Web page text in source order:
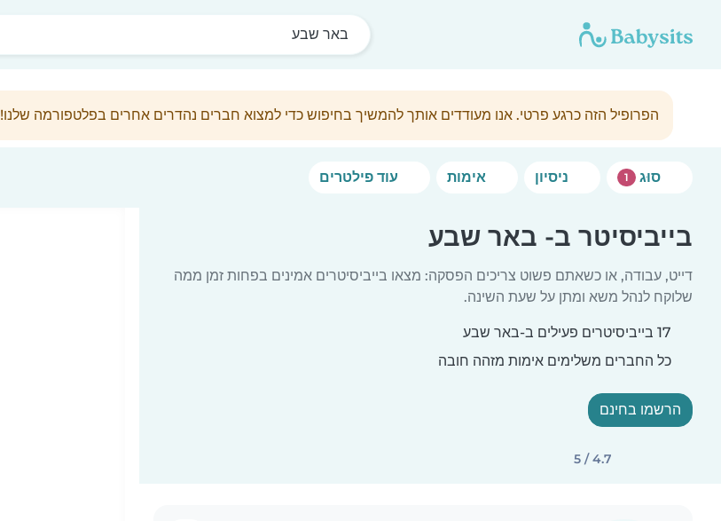
באר שבע
הפרופיל הזה כרגע פרטי. אנו מעודדים אותך להמשיך בחיפוש כדי למצוא חברים נהדרים אחרים בפלטפורמה שלנו!
1
בייביסיטר ב- באר שבע
דייט, עבודה, או כשאתם פשוט צריכים הפסקה: מצאו בייביסיטרים אמינים בפחות זמן ממה
שלוקח לנהל משא ומתן על שעת השינה.
17 בייביסיטרים פעילים ב-באר שבע
כל החברים משלימים אימות מזהה חובה
הרשמו בחינם
4.7 / 5